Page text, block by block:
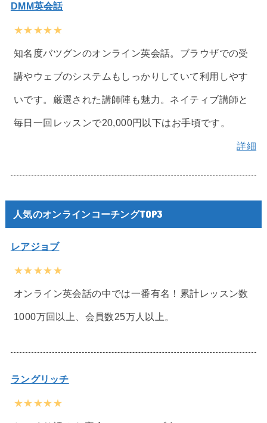
DMM英会話
★★★★★
知名度バツグンのオンライン英会話。ブラウザでの受
講やウェブのシステムもしっかりしていて利用しやす
いです。厳選された講師陣も魅力。ネイティブ講師と
毎日一回レッスンで20,000円以下はお手頃です。
詳細
人気のオンラインコーチングTOP3
レアジョブ
★★★★★
オンライン英会話の中では一番有名！累計レッスン数
1000万回以上、会員数25万人以上。
ラングリッチ
★★★★★